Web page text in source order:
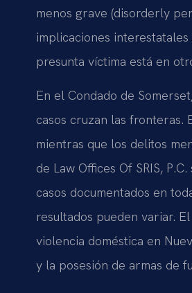
menos grave (disorderly
implicaciones
presunta víctima está en
En el Condado de
casos cruzan las fronteras.
mientras que los delitos
de Law Offices Of SRIS,
casos documentados en
resultados pueden variar.
violencia doméstica en
y la posesión de armas de